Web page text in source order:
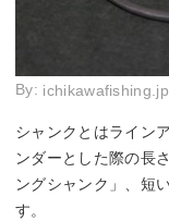
By: ichikawafishing.jp
シャンクとはライン
ンダーとした際の長
ングシャンク」、短
す。